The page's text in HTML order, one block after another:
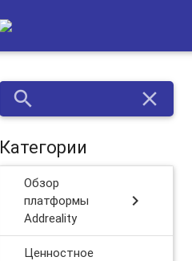
search close
Категории
Обзор
платформы
Addreality
chevron_right
Ценностное